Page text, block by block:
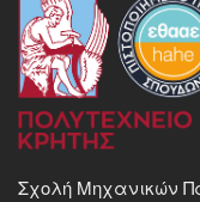
Σχολή Μηχανικών